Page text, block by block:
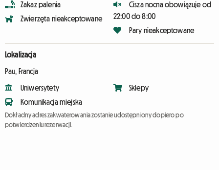
Zakaz palenia
Zwierzęta nieakceptowane
Cisza nocna obowiązuje od
22:00 do 8:00
Pary nieakceptowane
Lokalizacja
Pau, Francja
Uniwersytety
Komunikacja miejska
Sklepy
Dokładny adres zakwaterowania zostanie udostępniony dopiero po
potwierdzeniu rezerwacji.